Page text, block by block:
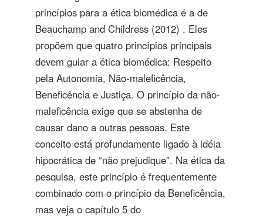
princípios para a ética biomédica é a de
Beauchamp and Childress (2012) . Eles
propõem que quatro princípios principais
devem guiar a ética biomédica: Respeito
pela Autonomia, Não-maleficência,
Beneficência e Justiça. O princípio da não-
maleficência exige que se abstenha de
causar dano a outras pessoas. Este
conceito está profundamente ligado à idéia
hipocrática de “não prejudique”. Na ética da
pesquisa, este princípio é frequentemente
combinado com o princípio da Beneficência,
mas veja o capítulo 5 do